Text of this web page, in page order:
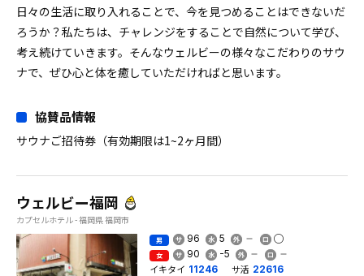
日々の生活に取り入れることで、今を見つめることはできないだ
ろうか？私たちは、チャレンジをすることで自然について学び、
考え続けていきます。そんなウェルビーの様々なこだわりのサウ
ナで、ぜひ心と体を癒していただければと思います。
協賛品情報
サウナご招待券（有効期限は1~2ヶ月間）
ウェルビー福岡
カプセルホテル - 福岡県 福岡市
男 96 5
女 90 -5
イキタイ 11246 サ活 22616